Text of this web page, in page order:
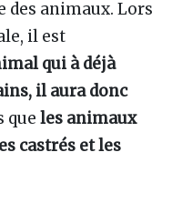
des animaux. Lors
il est
qui à déjà
il aura donc
que les animaux
castrés et les